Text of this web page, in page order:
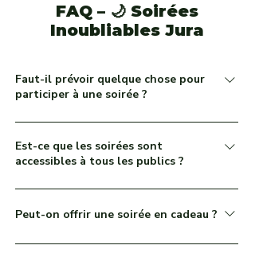
FAQ – 🌙 Soirées
Inoubliables Jura
Faut-il prévoir quelque chose pour
participer à une soirée ?
dégustation, animation. Prévoyez simplement une
tenue adaptée.
Est-ce que les soirées sont
accessibles à tous les publics ?
entre amis, chaque soirée est conçue pour être à
Peut-on offrir une soirée en cadeau ?